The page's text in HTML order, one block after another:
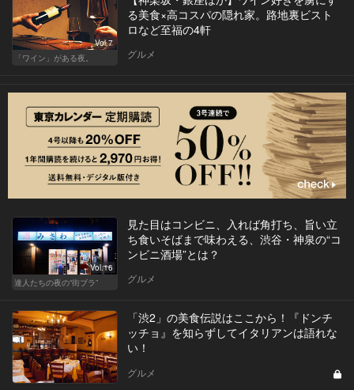
Vol.7
「ワイン」がある夜。
る美食×高コスパの隠れ家。路地裏ビスト
ロなど至福の4軒
グルメ
Vol.16
達人たちの夜の“街ブラ”
見た目はコンビニ、入れば角打ち、旨い立
ち食いそばまで味わえる、渋谷・神泉の“コ
ンビニ酒場”とは？
グルメ
「渋2」の美食伝説はここから！『ドンチ
ッチョ』を知らずしてイタリアンは語れな
い！
グルメ